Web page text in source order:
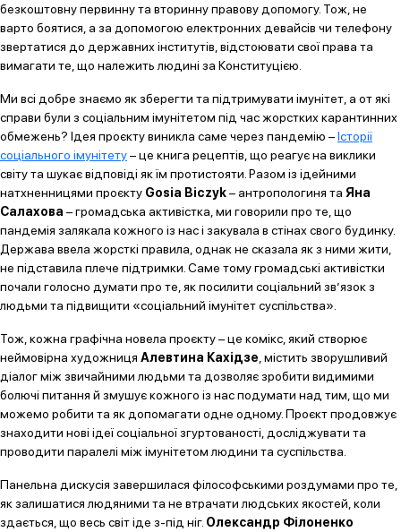
безкоштовну первинну та вторинну правову допомогу. Тож, не
варто боятися, а за допомогою електронних девайсів чи телефону
звертатися до державних інститутів, відстоювати свої права та
вимагати те, що належить людині за Конституцією.
Ми всі добре знаємо як зберегти та підтримувати імунітет, а от які
справи були з соціальним імунітетом під час жорстких карантинних
обмежень? Ідея проєкту виникла саме через пандемію –Історії
соціального імунітету– це книга рецептів, що реагує на виклики
світу та шукає відповіді як їм протистояти. Разом із ідейними
натхненницями проєкту Gosia Biczyk– антропологиня та Яна
Салахова – громадська активістка, ми говорили про те, що
пандемія залякала кожного із нас і закувала в стінах свого будинку.
Держава ввела жорсткі правила, однак не сказала як з ними жити,
не підставила плече підтримки. Саме тому громадські активістки
почали голосно думати про те, як посилити соціальний зв’язок з
людьми та підвищити «соціальний імунітет суспільства».
Тож, кожна графічна новела проєкту – це комікс, який створює
неймовірна художниця Алевтина Кахідзе , містить зворушливий
діалог між звичайними людьми та дозволяє зробити видимими
болючі питання й змушує кожного із нас подумати над тим, що ми
можемо робити та як допомагати одне одному. Проєкт продовжує
знаходити нові ідеї соціальної згуртованості, досліджувати та
проводити паралелі між імунітетом людини та суспільства.
Панельна дискусія завершилася філософськими роздумами про те,
як залишатися людяними та не втрачати людських якостей, коли
здається, що весь світ іде з-під ніг. Олександр Філоненко